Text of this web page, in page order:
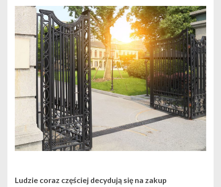
Ludzie coraz częściej decydują się na zakup